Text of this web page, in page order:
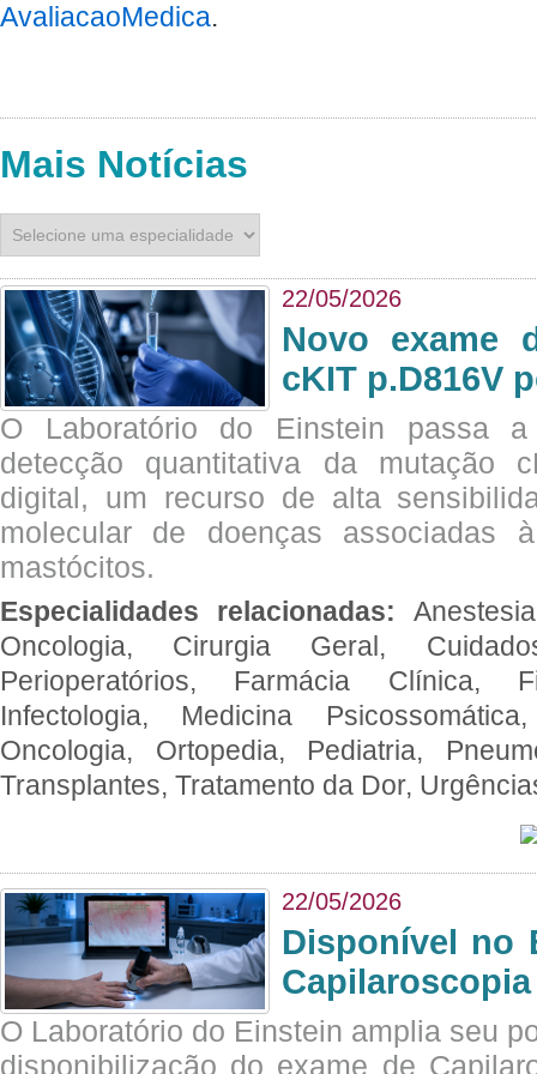
AvaliacaoMedica.
Mais Notícias
22/05/2026
Novo exame
cKIT p.D816V
O Laboratório do Einstein passa
detecção quantitativa da mutação
digital, um recurso de alta
molecular de doenças associadas
mastócitos.
Especialidades relacionadas:
Oncologia, Cirurgia Geral,
Perioperatórios, Farmácia Clínica,
Infectologia, Medicina
Oncologia, Ortopedia, Pediatria,
Transplantes, Tratamento da Dor,
22/05/2026
Disponível no
O Laboratório do Einstein amplia seu
disponibilização do exame de